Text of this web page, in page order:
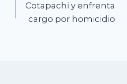
Cotapachi y enfrenta
cargo por homicidio